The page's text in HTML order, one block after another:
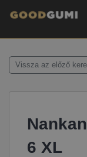
Vissza az előző
6 XL